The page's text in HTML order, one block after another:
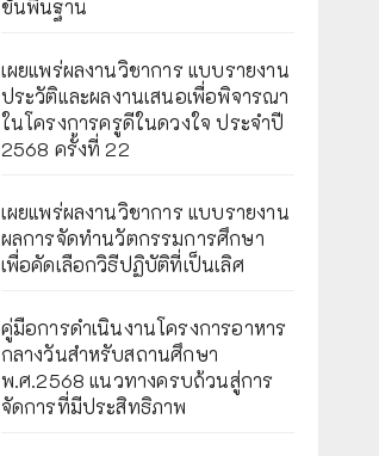
ขั้นพื้นฐาน
เผยแพร่ผลงานวิชาการ แบบรายงาน
ประวัติและผลงานเสนอเพื่อพิจารณา
ในโครงการครูดีในดวงใจ ประจำปี
2568 ครั้งที่ 22
เผยแพร่ผลงานวิชาการ แบบรายงาน
ผลการจัดทำนวัตกรรมการศึกษา
เพื่อคัดเลือกวิธีปฏิบัติที่เป็นเลิศ
คู่มือการดำเนินงานโครงการอาหาร
กลางวันสำหรับสถานศึกษา
พ.ศ.2568 แนวทางครบถ้วนสู่การ
จัดการที่มีประสิทธิภาพ